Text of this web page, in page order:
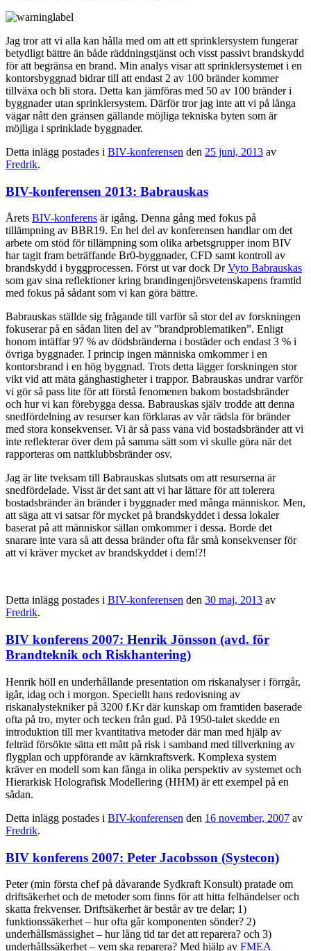
Jag tror att vi alla kan hålla med om att ett sprinklersystem fungerar
betydligt bättre än både räddningstjänst och visst passivt brandskydd
för att begränsa en brand. Min analys visar att sprinklersystemet i en
kontorsbyggnad bidrar till att endast 2 av 100 bränder kommer
tillväxa och bli stora. Detta kan jämföras med 50 av 100 bränder i
byggnader utan sprinklersystem. Därför tror jag inte att vi på långa
vägar nått den gränsen gällande möjliga tekniska byten som är
möjliga i sprinklade byggnader.
Detta inlägg postades i BIV-konferensen den 25 juni, 2013 av
Fredrik.
BIV-konferensen 2013: Babrauskas
Årets BIV-konferens är igång. Denna gång med fokus på
tillämpning av BBR19. En hel del av konferensen handlar om det
arbete om stöd för tillämpning som olika arbetsgrupper inom BIV
har tagit fram beträffande Br0-byggnader, CFD samt kontroll av
brandskydd i byggprocessen. Först ut var dock DrVyto Babrauskas
som gav sina reflektioner kring brandingenjörsvetenskapens framtid
med fokus på sådant som vi kan göra bättre.
Babrauskas ställde sig frågande till varför så stor del av forskningen
fokuserar på en sådan liten del av ”brandproblematiken”. Enligt
honom intäffar 97 % av dödsbränderna i bostäder och endast 3 % i
övriga byggnader. I princip ingen människa omkommer i en
kontorsbrand i en hög byggnad. Trots detta lägger forskningen stor
vikt vid att mäta gånghastigheter i trappor. Babrauskas undrar varför
vi gör så pass lite för att förstå fenomenen bakom bostadsbränder
och hur vi kan förebygga dessa. Babrauskas själv trodde att denna
snedfördelning av resurser kan förklaras av vår rädsla för bränder
med stora konsekvenser. Vi är så pass vana vid bostadsbränder att vi
inte reflekterar över dem på samma sätt som vi skulle göra när det
rapporteras om nattklubbsbränder osv.
Jag är lite tveksam till Babrauskas slutsats om att resurserna är
snedfördelade. Visst är det sant att vi har lättare för att tolerera
bostadsbränder än bränder i byggnader med många människor. Men,
att säga att vi satsar för mycket på brandskyddet i dessa lokaler
baserat på att människor sällan omkommer i dessa. Borde det
snarare inte vara så att dessa bränder ofta får små konsekvenser för
att vi kräver mycket av brandskyddet i dem!?!
Detta inlägg postades i BIV-konferensen den 30 maj, 2013 av
Fredrik.
BIV konferens 2007: Henrik Jönsson (avd. för
Brandteknik och Riskhantering)
Henrik höll en underhållande presentation om riskanalyser i förrgår,
igår, idag och i morgon. Speciellt hans redovisning av
riskanalystekniker på 3200 f.Kr där kunskap om framtiden baserade
ofta på tro, myter och tecken från gud. På 1950-talet skedde en
introduktion till mer kvantitativa metoder där man med hjälp av
felträd försökte sätta ett mått på risk i samband med tillverkning av
flygplan och uppförande av kärnkraftsverk. Komplexa system
kräver en modell som kan fånga in olika perspektiv av systemet och
Hierarkisk Holografisk Modellering (HHM) är ett exempel på en
sådan.
Detta inlägg postades i BIV-konferensen den 16 november, 2007 av
Fredrik.
BIV konferens 2007: Peter Jacobsson (Systecon)
Peter (min första chef på dåvarande Sydkraft Konsult) pratade om
driftsäkerhet och de metoder som finns för att hitta felhändelser och
skatta frekvenser. Driftsäkerhet är består av tre delar; 1)
funktionssäkerhet – hur ofta går komponenten sönder? 2)
underhållsmässighet – hur lång tid tar det att reparera? och 3)
underhållssäkerhet – vem ska reparera? Med hjälp av FMEA